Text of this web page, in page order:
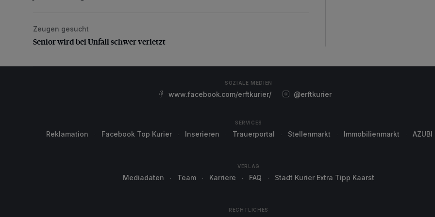
Senior wird bei Unfall schwer verletzt
Zeugen gesucht
Senior wird bei Unfall schwer verletzt
SOZIALE MEDIEN
www.facebook.com/erftkurier/ @erftkurier
SERVICES
Reklamation Facebook Top Kurier Inserieren Trauerportal Stellenmarkt Immobilienmarkt AZUBI
VERLAG
Mediadaten Team Karriere FAQ Stadt Kurier Extra Tipp Kaarst
RECHTLICHES